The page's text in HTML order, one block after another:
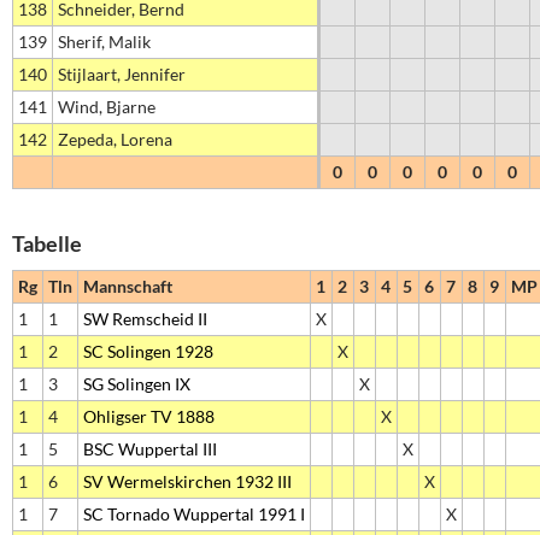
138 Schneider, Bernd
139 Sherif, Malik
140 Stijlaart, Jennifer
141
Wind, Bjarne
142 Zepeda, Lorena
0
0 0 0 0 0
Tabelle
Rg Tln Mannschaft 1 2 3 4 5 6 7 8 9
MP
1
1 SW Remscheid II
X
1
2 SC Solingen 1928
X
1
3 SG Solingen IX
X
1
4 Ohligser TV 1888
X
1
5 BSC Wuppertal III
X
1
6 SV Wermelskirchen 1932 III
X
1
7 SC Tornado Wuppertal 1991 I
X